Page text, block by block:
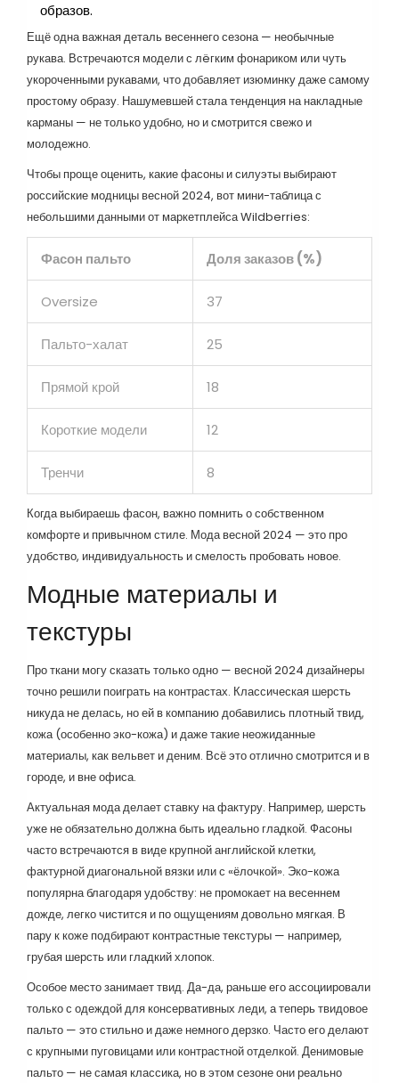
образов.
Ещё одна важная деталь весеннего сезона — необычные
рукава. Встречаются модели с лëгким фонариком или чуть
укороченными рукавами, что добавляет изюминку даже самому
простому образу. Нашумевшей стала тенденция на накладные
карманы — не только удобно, но и смотрится свежо и
молодежно.
Чтобы проще оценить, какие фасоны и силуэты выбирают
российские модницы весной 2024, вот мини-таблица с
небольшими данными от маркетплейса Wildberries:
Фасон пальто Доля заказов (%)
Oversize 37
Пальто-халат 25
Прямой крой 18
Короткие модели 12
Тренчи 8
Когда выбираешь фасон, важно помнить о собственном
комфорте и привычном стиле. Мода весной 2024 — это про
удобство, индивидуальность и смелость пробовать новое.
Модные материалы и
текстуры
Про ткани могу сказать только одно — весной 2024 дизайнеры
точно решили поиграть на контрастах. Классическая шерсть
никуда не делась, но ей в компанию добавились плотный твид,
кожа (особенно эко-кожа) и даже такие неожиданные
материалы, как вельвет и деним. Всё это отлично смотрится и в
городе, и вне офиса.
Актуальная мода делает ставку на фактуру. Например, шерсть
уже не обязательно должна быть идеально гладкой. Фасоны
часто встречаются в виде крупной английской клетки,
фактурной диагональной вязки или с «ёлочкой». Эко-кожа
популярна благодаря удобству: не промокает на весеннем
дожде, легко чистится и по ощущениям довольно мягкая. В
пару к коже подбирают контрастные текстуры — например,
грубая шерсть или гладкий хлопок.
Особое место занимает твид. Да-да, раньше его ассоциировали
только с одеждой для консервативных леди, а теперь твидовое
пальто — это стильно и даже немного дерзко. Часто его делают
с крупными пуговицами или контрастной отделкой. Денимовые
пальто — не самая классика, но в этом сезоне они реально